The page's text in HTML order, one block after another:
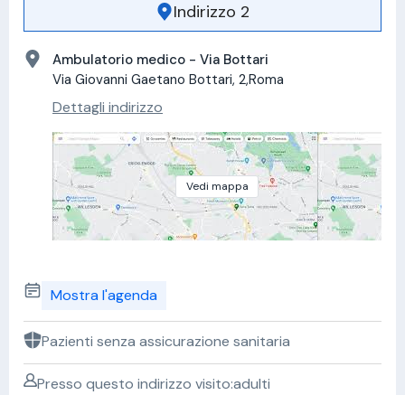
Indirizzo 2
Ambulatorio medico - Via Bottari
Via Giovanni Gaetano Bottari, 2,Roma
Dettagli indirizzo
Vedi mappa
Mostra l'agenda
Pazienti senza assicurazione sanitaria
Presso questo indirizzo visito:adulti